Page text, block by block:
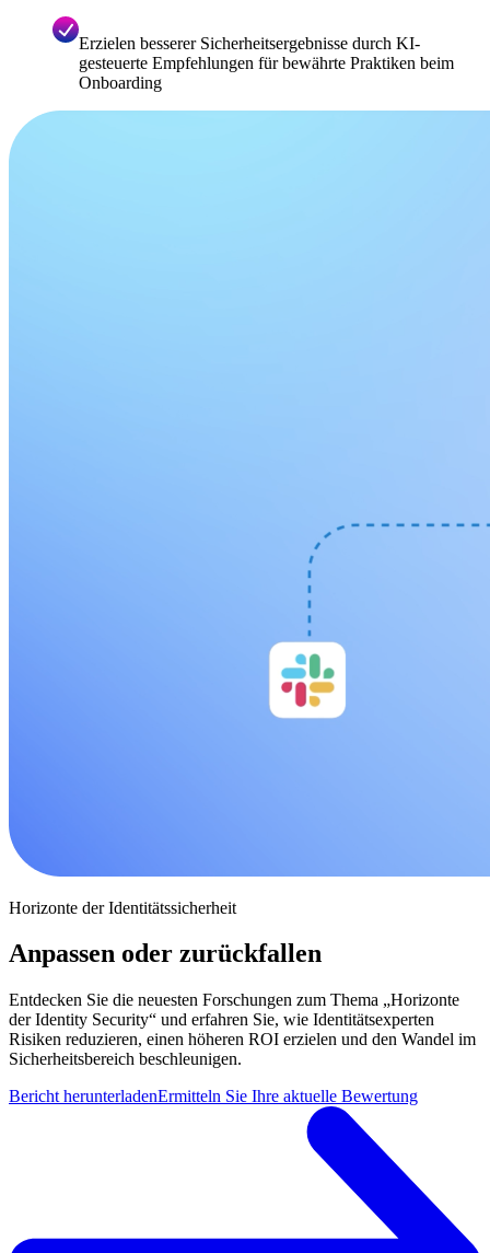
Erzielen besserer Sicherheitsergebnisse durch KI-
gesteuerte Empfehlungen für bewährte Praktiken beim
Onboarding
Horizonte der Identitätssicherheit
Anpassen oder zurückfallen
Entdecken Sie die neuesten Forschungen zum Thema „Horizonte
der Identity Security“ und erfahren Sie, wie Identitätsexperten
Risiken reduzieren, einen höheren ROI erzielen und den Wandel im
Sicherheitsbereich beschleunigen.
Bericht herunterladenErmitteln Sie Ihre aktuelle Bewertung